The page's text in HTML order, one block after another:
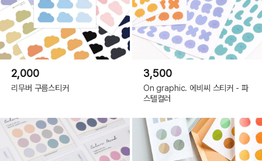
2,000
리무버 구름스티커
3,500
On graphic. 에비씨 스티커 - 파
스텔컬러